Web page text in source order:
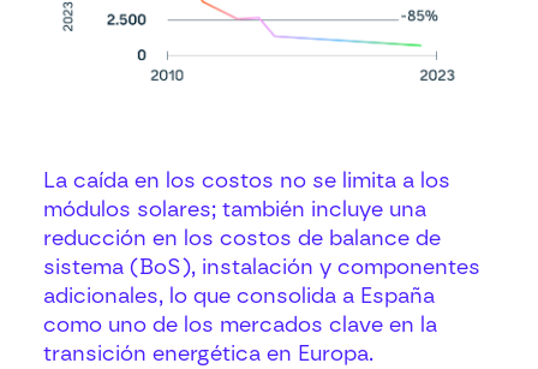
La caída en los costos no se limita a los
módulos solares; también incluye una
reducción en los costos de balance de
sistema (BoS), instalación y componentes
adicionales, lo que consolida a España
como uno de los mercados clave en la
transición energética en Europa.